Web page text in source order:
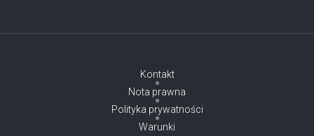
Kontakt
Nota prawna
Polityka prywatności
Warunki